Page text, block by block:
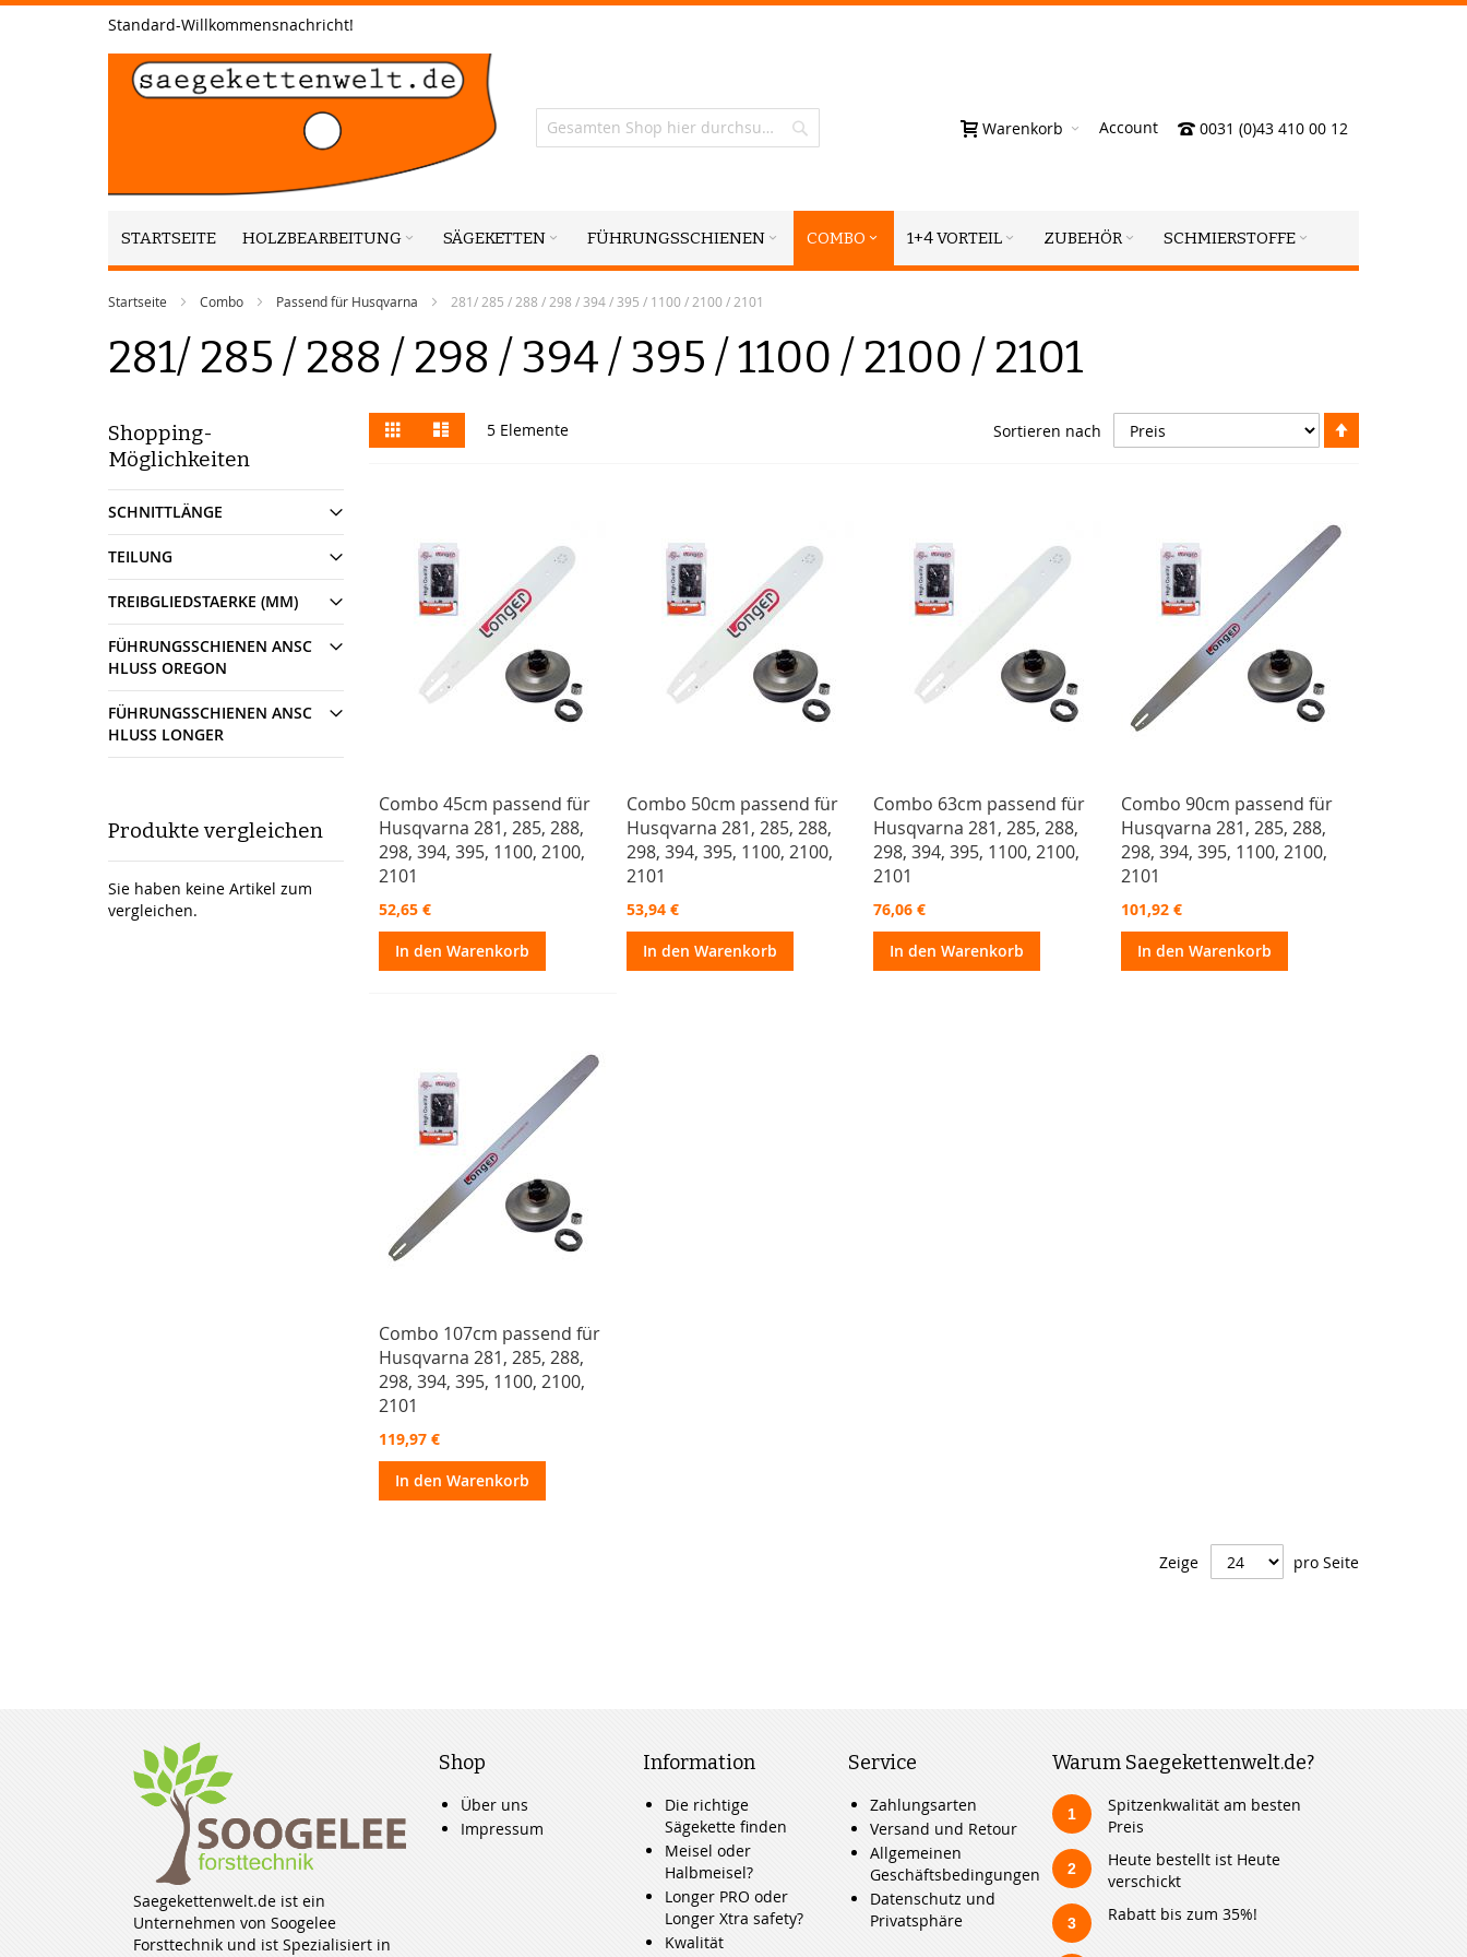
Zum
Inhalt
springen
Standard-Willkommensnachricht!
0031 (0)43 410 00 12
Account
Warenkorb
STARTSEITE HOLZBEARBEITUNG SÄGEKETTEN FÜHRUNGSSCHIENEN COMBO 1+4 VORTEIL ZUBEHÖR SCHMIERSTOFFE
Startseite Combo Passend für Husqvarna 281/ 285 / 288 / 298 / 394 / 395 / 1100 / 2100 / 2101
281/ 285 / 288 / 298 / 394 / 395 / 1100 / 2100 / 2101
Anzeigen
als
Liste 5Elemente Sortieren nach
sortieren
Combo 45cm passend für
Husqvarna 281, 285, 288,
298, 394, 395, 1100, 2100,
2101
52,65 €
In den Warenkorb
Combo 50cm passend für
Husqvarna 281, 285, 288,
298, 394, 395, 1100, 2100,
2101
53,94 €
In den Warenkorb
Combo 63cm passend für
Husqvarna 281, 285, 288,
298, 394, 395, 1100, 2100,
2101
76,06 €
In den Warenkorb
Combo 90cm passend für
Husqvarna 281, 285, 288,
298, 394, 395, 1100, 2100,
2101
101,92 €
In den Warenkorb
Combo 107cm passend für
Husqvarna 281, 285, 288,
298, 394, 395, 1100, 2100,
2101
119,97 €
In den Warenkorb
Zeige pro Seite
Shopping-
Möglichkeiten
SCHNITTLÄNGE
TEILUNG
TREIBGLIEDSTAERKE (MM)
FÜHRUNGSSCHIENEN ANSC
HLUSS OREGON
FÜHRUNGSSCHIENEN ANSC
HLUSS LONGER
Produkte vergleichen
Sie haben keine Artikel zum
vergleichen.
Saegekettenwelt.de ist ein
Unternehmen von Soogelee
Forsttechnik und ist Spezialisiert in
Shop
Über uns
Impressum
Information
Die richtige
Sägekette finden
Meisel oder
Halbmeisel?
Longer PRO oder
Longer Xtra safety?
Kwalität
Service
Zahlungsarten
Versand und Retour
Allgemeinen
Geschäftsbedingungen
Datenschutz und
Privatsphäre
Warum Saegekettenwelt.de?
1
Spitzenkwalität am besten
Preis
2
Heute bestellt ist Heute
verschickt
3 Rabatt bis zum 35%!